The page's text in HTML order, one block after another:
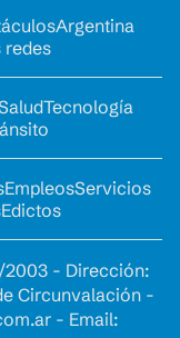
Argentina
redes
Tecnología
EmpleosServicios
Edictos
2003 - Dirección:
Circunvalación -
- Email: